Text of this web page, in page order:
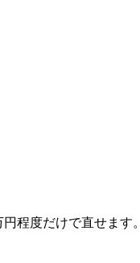
程度だけで直せます。